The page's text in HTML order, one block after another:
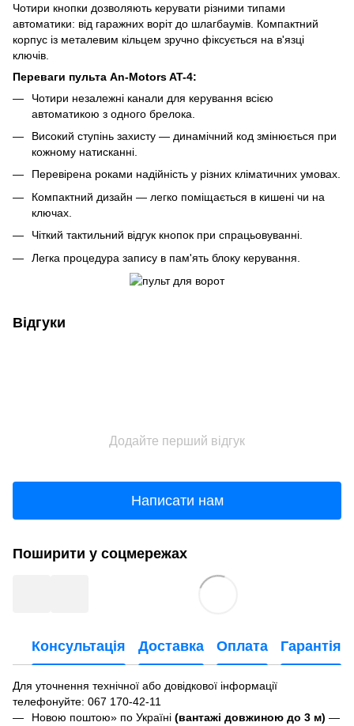
Чотири кнопки дозволяють керувати різними типами
автоматики: від гаражних воріт до шлагбаумів. Компактний
корпус із металевим кільцем зручно фіксується на в'язці
ключів.
Переваги пульта An-Motors AT-4:
Чотири незалежні канали для керування всією
автоматикою з одного брелока.
Високий ступінь захисту — динамічний код змінюється при
кожному натисканні.
Перевірена роками надійність у різних кліматичних умовах.
Компактний дизайн — легко поміщається в кишені чи на
ключах.
Чіткий тактильний відгук кнопок при спрацьовуванні.
Легка процедура запису в пам'ять блоку керування.
Відгуки
Додайте перший відгук
Написати нам
Поширити у соцмережах
Консультація Доставка Оплата Гарантія
Для уточнення технічної або довідкової інформації
телефонуйте: 067 170-42-11
Новою поштою» по Україні (вантажі довжиною до 3 м) —